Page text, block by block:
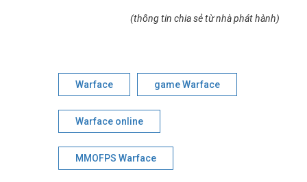
(thông tin chia sẻ từ nhà phát hành)
Warface game Warface
Warface online
MMOFPS Warface